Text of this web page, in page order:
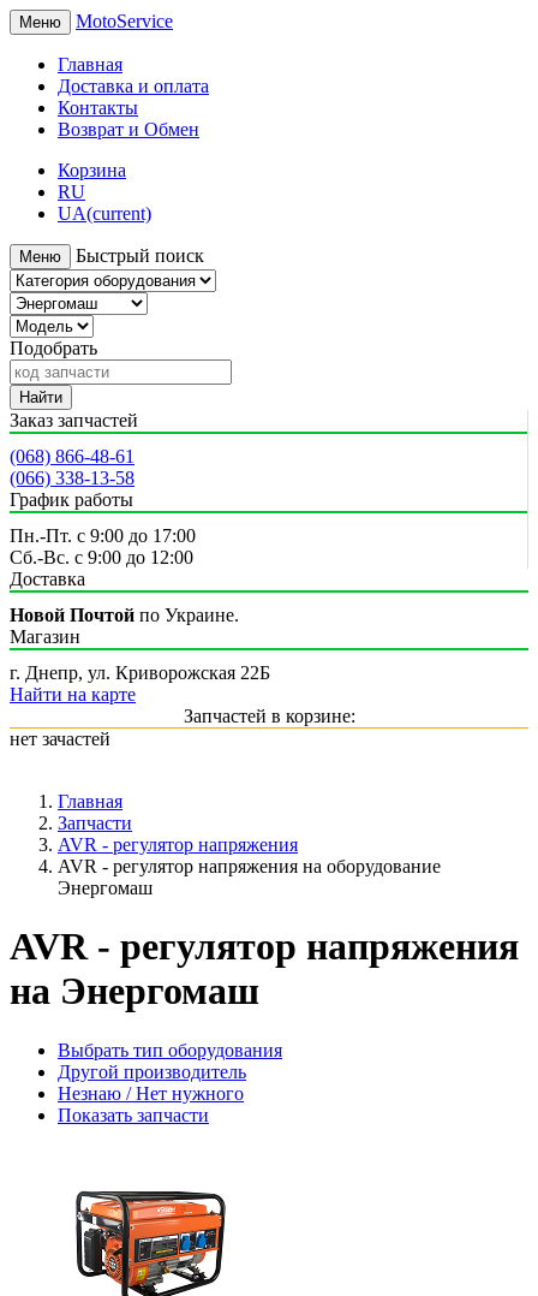
Меню MotoService
Главная
Доставка и оплата
Контакты
Возврат и Обмен
Корзина
RU
UA(current)
Меню Быстрый поиск
Подобрать
Найти
Заказ запчастей
(068) 866-48-61
(066) 338-13-58
График работы
Пн.-Пт. с 9:00 до 17:00
Сб.-Вс. с 9:00 до 12:00
Доставка
Новой Почтой по Украине.
Магазин
г. Днепр, ул. Криворожская 22Б
Найти на карте
Запчастей в корзине:
нет зачастей
Главная
Запчасти
AVR - регулятор напряжения
AVR - регулятор напряжения на оборудование
Энергомаш
AVR - регулятор напряжения
на Энергомаш
Выбрать тип оборудования
Другой производитель
Незнаю / Нет нужного
Показать запчасти